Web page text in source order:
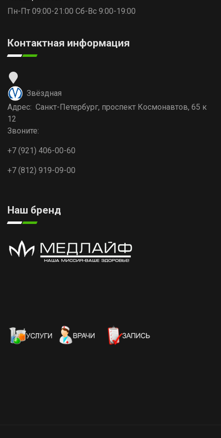
Пн-Пт 09:00-21:00 Сб-Вс 9:00-19:00
Контактная информация
Звёздная
Адрес: Санкт-Петербург, проспект Космонавтов, 65 к
12
Звоните:
+7 (921) 406-00-60
+7 (812) 919-09-00
Наш бренд